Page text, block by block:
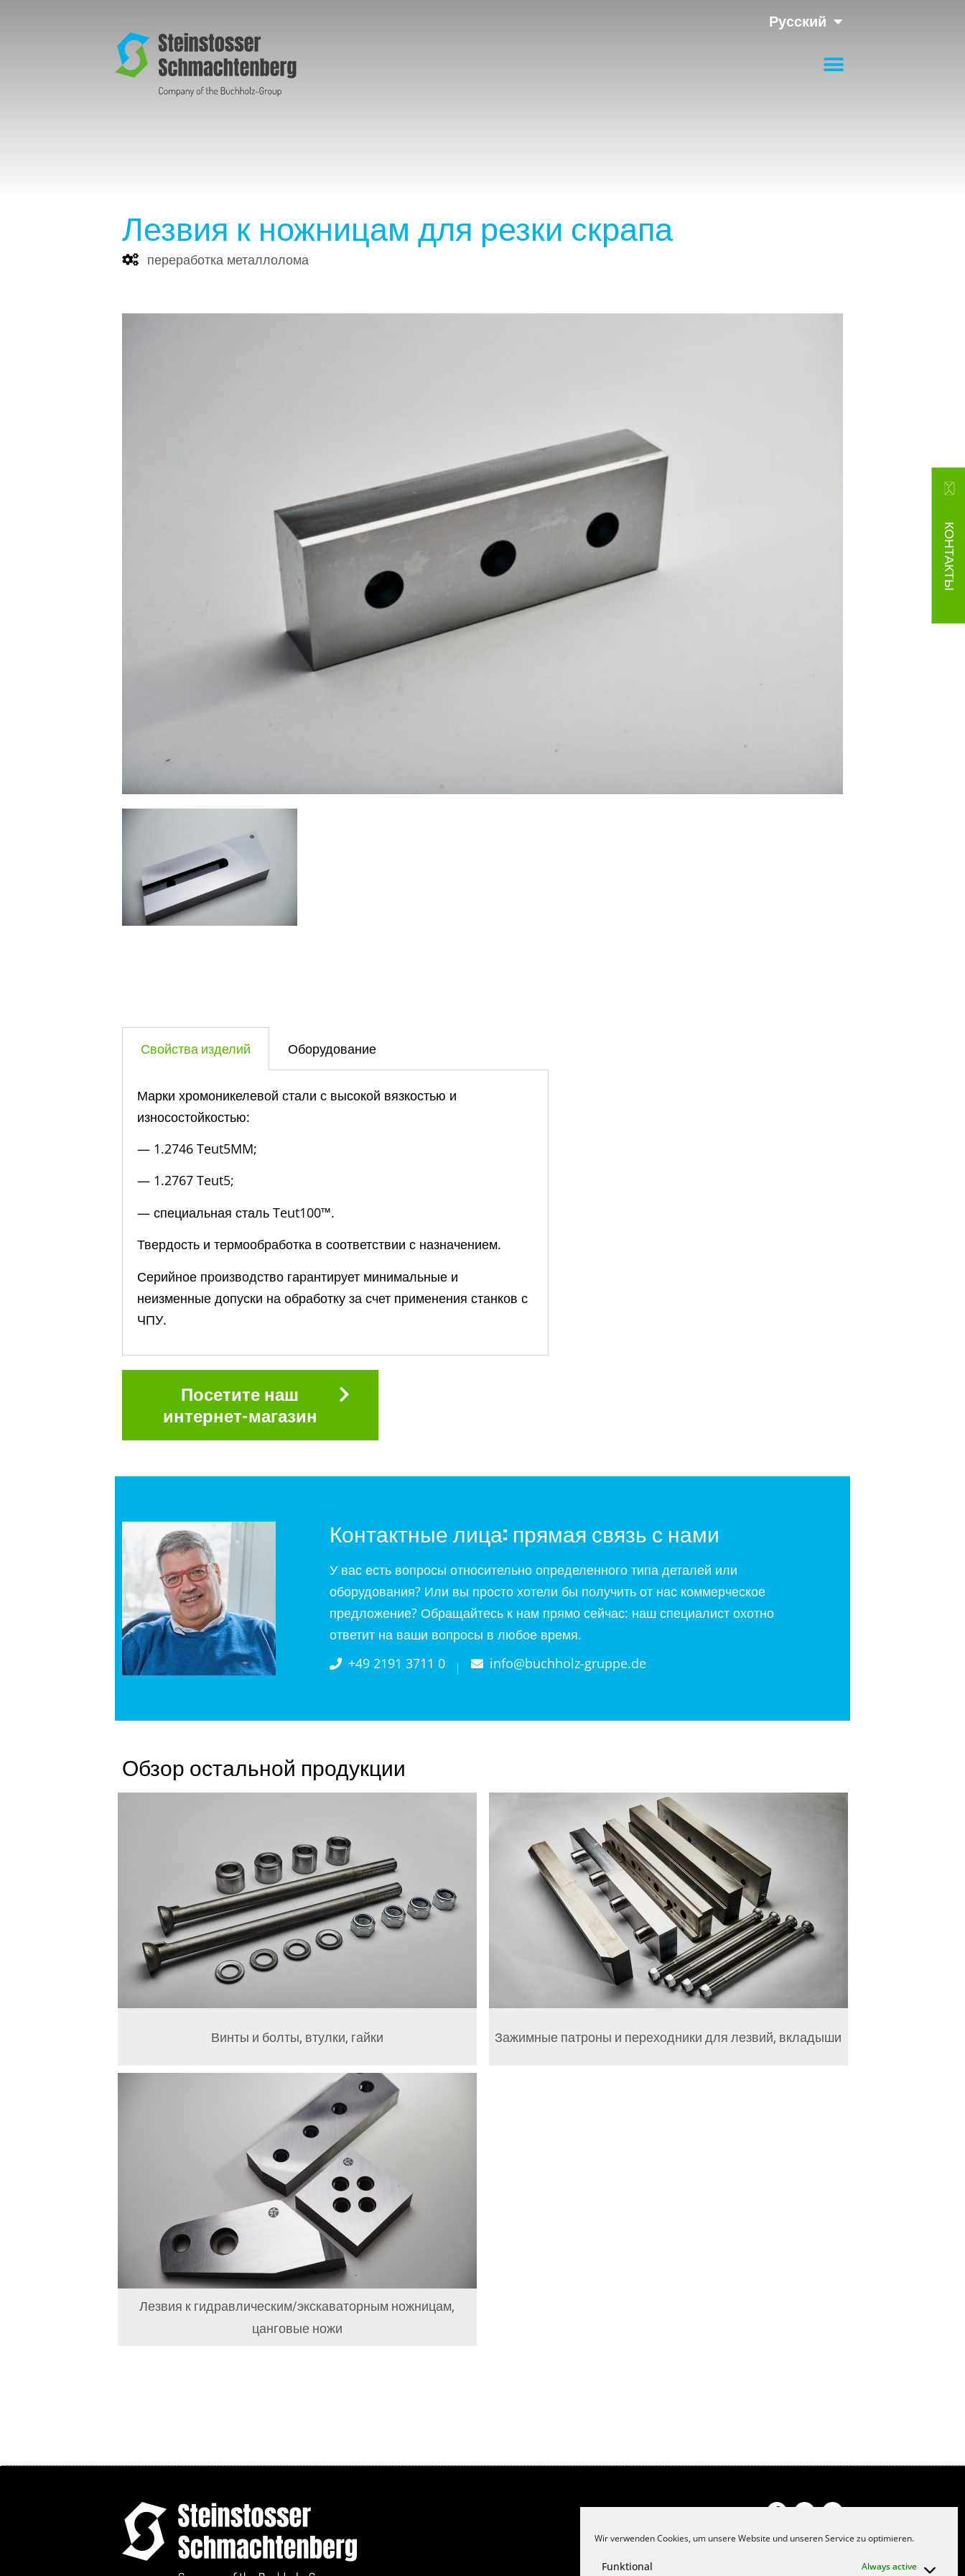
Wir verwenden Cookies, um unsere Website und unseren Service zu optimieren.
Funktional Always active
Русский
КОНТАКТЫ
Лезвия к ножницам для резки скрапа
переработка металлолома
Свойства изделий Оборудование
Марки хромоникелевой стали с высокой вязкостью и
износостойкостью:
— 1.2746 Teut5MM;
— 1.2767 Teut5;
— специальная сталь Teut100™.
Твердость и термообработка в соответствии с назначением.
Серийное производство гарантирует минимальные и
неизменные допуски на обработку за счет применения станков с
ЧПУ.
Посетите наш
интернет-магазин
Контактные лица: прямая связь с нами
У вас есть вопросы относительно определенного типа деталей или
оборудования? Или вы просто хотели бы получить от нас коммерческое
предложение? Обращайтесь к нам прямо сейчас: наш специалист охотно
ответит на ваши вопросы в любое время.
+49 2191 3711 0
info@buchholz-gruppe.de
Обзор остальной продукции
Винты и болты, втулки, гайки Зажимные патроны и переходники для лезвий, вкладыши
Лезвия к гидравлическим/экскаваторным ножницам,
цанговые ножи